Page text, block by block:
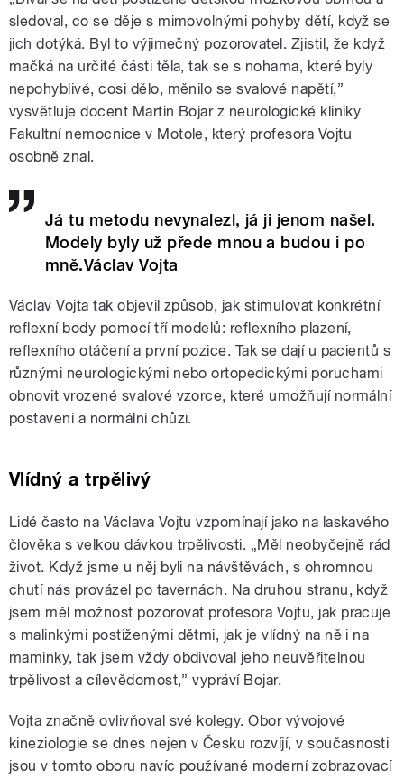
sledoval, co se děje s mimovolnými pohyby dětí, když se
jich dotýká. Byl to výjimečný pozorovatel. Zjistil, že když
mačká na určité části těla, tak se s nohama, které byly
nepohyblivé, cosi dělo, měnilo se svalové napětí,”
vysvětluje docent Martin Bojar z neurologické kliniky
Fakultní nemocnice v Motole, který profesora Vojtu
osobně znal.
Já tu metodu nevynalezl, já ji jenom našel.
Modely byly už přede mnou a budou i po
mně.Václav Vojta
Václav Vojta tak objevil způsob, jak stimulovat konkrétní
reflexní body pomocí tří modelů: reflexního plazení,
reflexního otáčení a první pozice. Tak se dají u pacientů s
různými neurologickými nebo ortopedickými poruchami
obnovit vrozené svalové vzorce, které umožňují normální
postavení a normální chůzi.
Vlídný a trpělivý
Lidé často na Václava Vojtu vzpomínají jako na laskavého
člověka s velkou dávkou trpělivosti. „Měl neobyčejně rád
život. Když jsme u něj byli na návštěvách, s ohromnou
chutí nás provázel po tavernách. Na druhou stranu, když
jsem měl možnost pozorovat profesora Vojtu, jak pracuje
s malinkými postiženými dětmi, jak je vlídný na ně i na
maminky, tak jsem vždy obdivoval jeho neuvěřitelnou
trpělivost a cílevědomost,” vypráví Bojar.
Vojta značně ovlivňoval své kolegy. Obor vývojové
kineziologie se dnes nejen v Česku rozvíjí, v současnosti
jsou v tomto oboru navíc používané moderní zobrazovací